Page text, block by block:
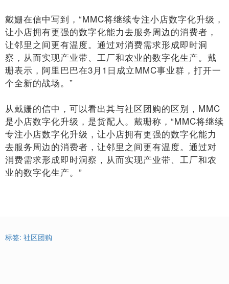
戴姗在信中写到，“MMC将继续专注小店数字化升级，
让小店拥有更强的数字化能力去服务周边的消费者，
让邻里之间更有温度。通过对消费需求形成即时洞
察，从而实现产业带、工厂和农业的数字化生产。戴
珊表示，阿里巴巴在3月1日成立MMC事业群，打开一
个全新的战场。”
从戴姗的信中，可以看出其与社区团购的区别，MMC
是小店数字化升级，是货配人。戴珊称，“MMC将继续
专注小店数字化升级，让小店拥有更强的数字化能力
去服务周边的消费者，让邻里之间更有温度。通过对
消费需求形成即时洞察，从而实现产业带、工厂和农
业的数字化生产。”
标签: 社区团购